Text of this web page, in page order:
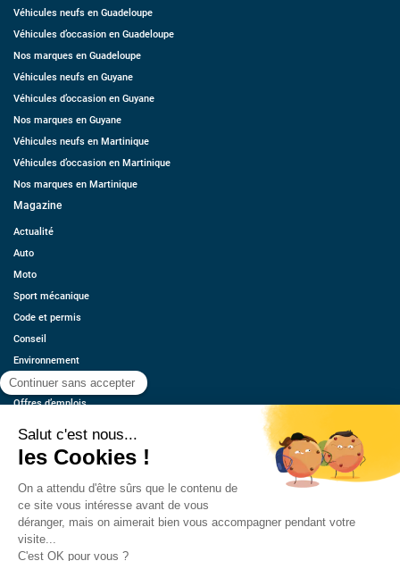
Véhicules neufs en Guadeloupe
Véhicules d’occasion en Guadeloupe
Nos marques en Guadeloupe
Véhicules neufs en Guyane
Véhicules d’occasion en Guyane
Nos marques en Guyane
Véhicules neufs en Martinique
Véhicules d’occasion en Martinique
Nos marques en Martinique
Magazine
Actualité
Auto
Moto
Sport mécanique
Code et permis
Conseil
Environnement
Économie
Offres d’emplois
Contact
Estimez votre voiture
Mentions légales
CGU